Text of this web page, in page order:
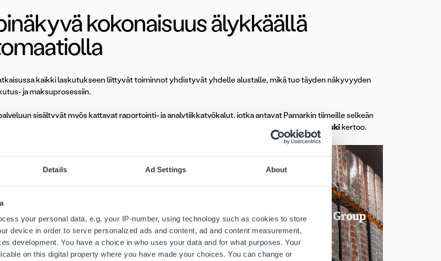
Details Ad Settings About
your personal data, e.g. your IP-number, using technology such as cookies to store
device in order to serve personalized ads and content, ad and content measurement,
development. You have a choice in who uses your data and for what purposes. Your
on this digital property where you have made your choices. You can change or
kokonaisuus älykkäällä
kaikki laskutukseen liittyvät toiminnot yhdistyvät yhdelle alustalle, mikä tuo täyden näkyvyyden
ja maksuprosessiin.
sisältyvät myös kattavat raportointi- ja analytiikkatyökalut, jotka antavat Pamarkin tiimeille selkeän
taloudesta sekä tukevat riskienhallintaa ja ennustamista”, Ropon Sales Manager
Jusa Koski kertoo.
Automaatio tehostaa prosesseja, tukee sisäisten
työtä ja varmistaa asiakkaille sujuvan ja luotettavan
ei kuitenkaan rajoitu yhteen malliin. Laskutus-,
ja perintäprosesseja voidaan mukauttaa joustavasti, mikä
erilaisten asiakkuuksien huomioimisen hallitusti”, Koski